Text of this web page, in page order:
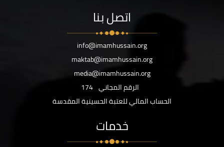
اتصل بنا
info@imamhussain.org
maktab@imamhussain.org
media@imamhussain.org
الرقم المجاني 174
الحساب المالي للعتبة الحسينية المقدسة
خدمات